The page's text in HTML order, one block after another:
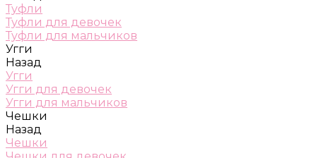
Туфли
Туфли для девочек
Туфли для мальчиков
Угги
Назад
Угги
Угги для девочек
Угги для мальчиков
Чешки
Назад
Чешки